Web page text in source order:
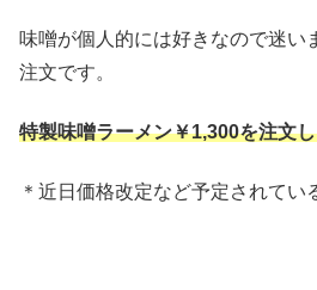
味噌が個人的には好きなので迷い
注文です。
特製味噌ラーメン￥1,300を注文
＊近日価格改定など予定されてい